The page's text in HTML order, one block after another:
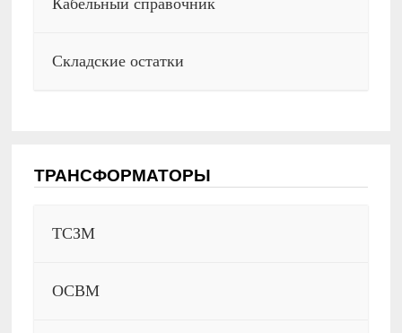
Кабельный справочник
Складские остатки
ТРАНСФОРМАТОРЫ
ТСЗМ
ОСВМ